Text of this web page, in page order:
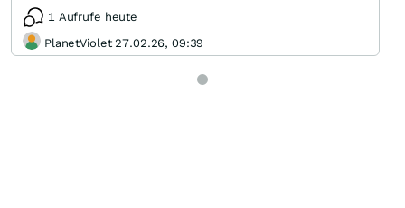
1 Aufrufe heute
PlanetViolet 27.02.26, 09:39